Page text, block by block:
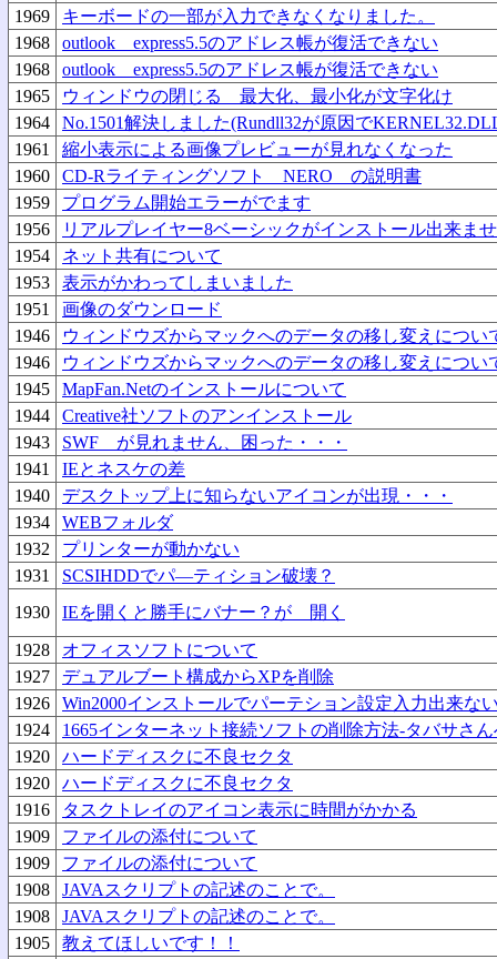
1969
キーボードの一部が入力できなくなりました。
1968
outlook express5.5のアドレス帳が復活できない
1968
outlook express5.5のアドレス帳が復活できない
1965
ウィンドウの閉じる 最大化、最小化が文字化け
1964
No.1501解決しました(Rundll32が原因で
1961
縮小表示による画像プレビューが見れなくなった
1960
CD-Rライティングソフト NERO の説明書
1959
プログラム開始エラーがでます
1956
リアルプレイヤー8ベーシックがインストール出来ま
1954
ネット共有について
1953
表示がかわってしまいました
1951
画像のダウンロード
1946
ウィンドウズからマックへのデータの移し変えについ
1946
ウィンドウズからマックへのデータの移し変えについ
1945
MapFan.Netのインストールについて
1944
Creative社ソフトのアンインストール
1943
SWF が見れません、困った・・・
1941
IEとネスケの差
1940
デスクトップ上に知らないアイコンが出現・・・
1934
WEBフォルダ
1932
プリンターが動かない
1931
SCSIHDDでパ―ティション破壊？
1930
IEを開くと勝手にバナー？が 開く
1928
オフィスソフトについて
1927
デュアルブート構成からXPを削除
1926
Win2000インストールでパーテション設定入力出来な
1924
1665インターネット接続ソフトの削除方法-タバサさ
1920
ハードディスクに不良セクタ
1920
ハードディスクに不良セクタ
1916
タスクトレイのアイコン表示に時間がかかる
1909
ファイルの添付について
1909
ファイルの添付について
1908
JAVAスクリプトの記述のことで。
1908
JAVAスクリプトの記述のことで。
1905
教えてほしいです！！